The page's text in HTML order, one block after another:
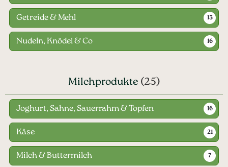
Getreide & Mehl 13
Nudeln, Knödel & Co 16
Milchprodukte (25)
Joghurt, Sahne, Sauerrahm & Topfen 16
Käse 21
Milch & Buttermilch 7